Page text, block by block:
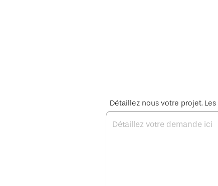
Détaillez nous votre projet.